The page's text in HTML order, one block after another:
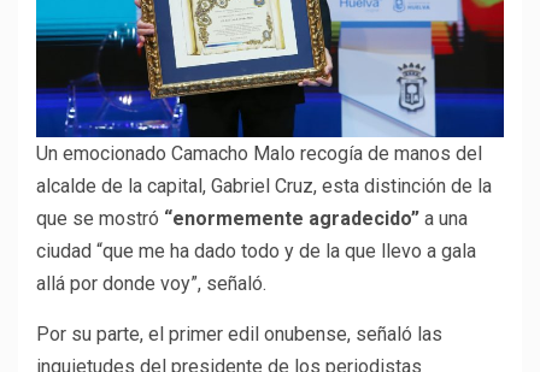
Un emocionado Camacho Malo recogía de manos del
alcalde de la capital, Gabriel Cruz, esta distinción de la
que se mostró “enormemente agradecido” a una
ciudad “que me ha dado todo y de la que llevo a gala
allá por donde voy”, señaló.
Por su parte, el primer edil onubense, señaló las
inquietudes del presidente de los periodistas